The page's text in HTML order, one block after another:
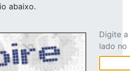
abaixo.
Digite
lado no